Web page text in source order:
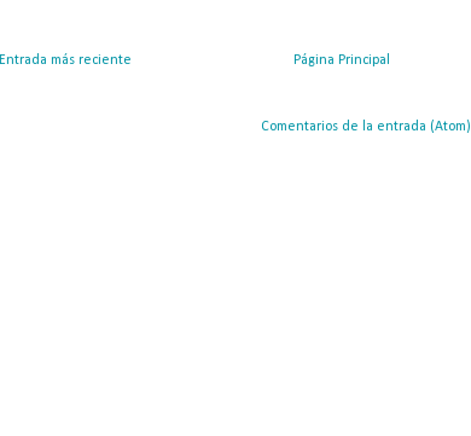
Entrada más reciente Página Principal
Comentarios de la entrada (Atom)